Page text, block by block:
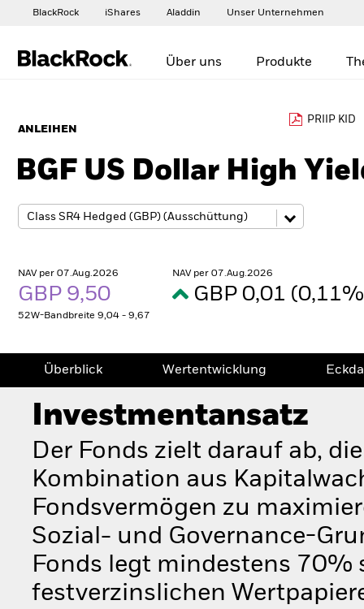
BlackRock iShares Aladdin Unser Unternehmen
Über uns Produkte
ANLEIHEN
PRIIP KID
BGF US Dollar High
NAV per 07.Aug.2026
GBP 9,50
52W-Bandbreite 9,04 - 9,67
NAV per 07.Aug.2026
GBP 0,01
Überblick Wertentwicklung
Investmentansatz
Der Fonds zielt darauf ab,
Kombination aus
Fondsvermögen zu
Sozial- und Governance-
Fonds legt mindestens 70%
festverzinslichen